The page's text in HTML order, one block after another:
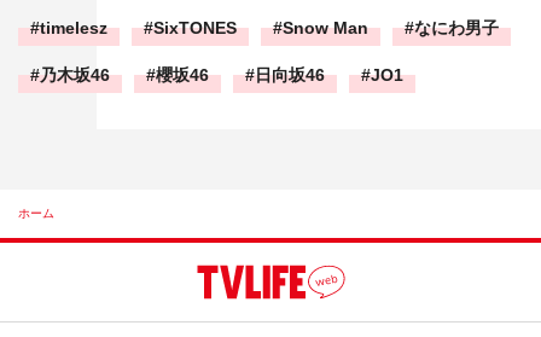
timelesz SixTONES Snow Man なにわ男子
乃木坂46 櫻坂46 日向坂46 JO1
ホーム